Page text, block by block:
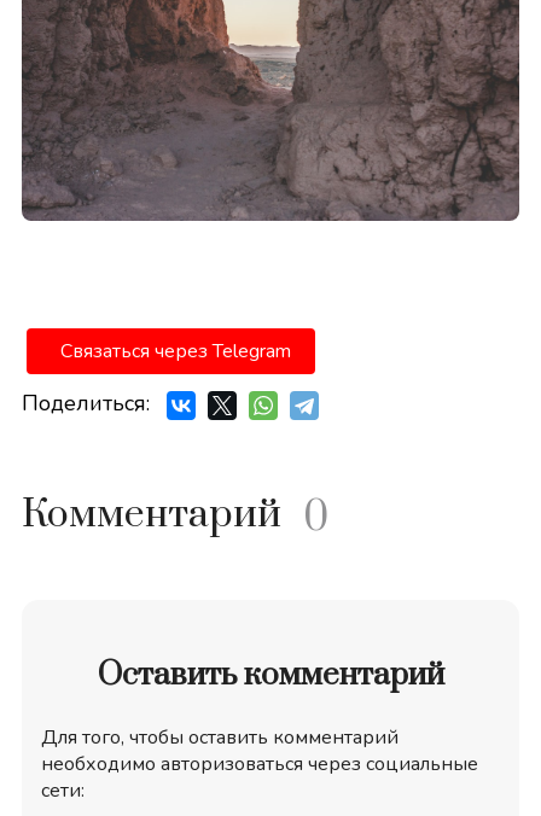
Связаться через Telegram
Поделиться:
Комментарий 0
Оставить комментарий
Для того, чтобы оставить комментарий
необходимо авторизоваться через социальные
сети: